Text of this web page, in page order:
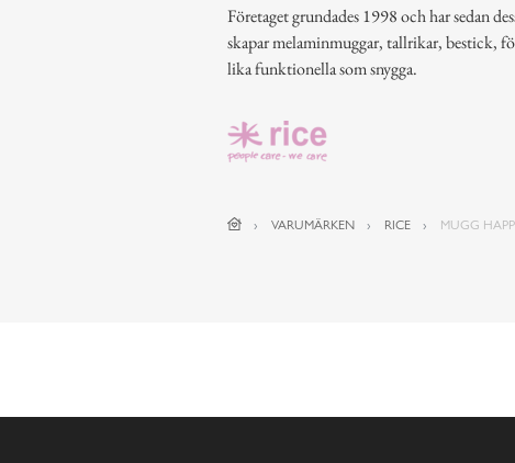
Företaget grundades 1998 och har sedan
skapar melaminmuggar, tallrikar, bestick,
lika funktionella som snygga.
VARUMÄRKEN RICE MUGG